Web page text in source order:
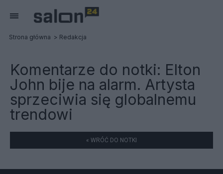
Strona główna Redakcja
Komentarze do notki: Elton
John bije na alarm. Artysta
sprzeciwia się globalnemu
trendowi
« WRÓĆ DO NOTKI